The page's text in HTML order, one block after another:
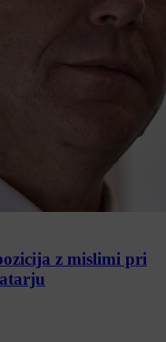
z mislimi pri